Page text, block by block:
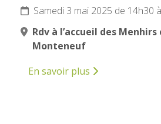
Samedi 3 mai 2025 de 14h30
Rdv à l’accueil des
Monteneuf
En savoir plus